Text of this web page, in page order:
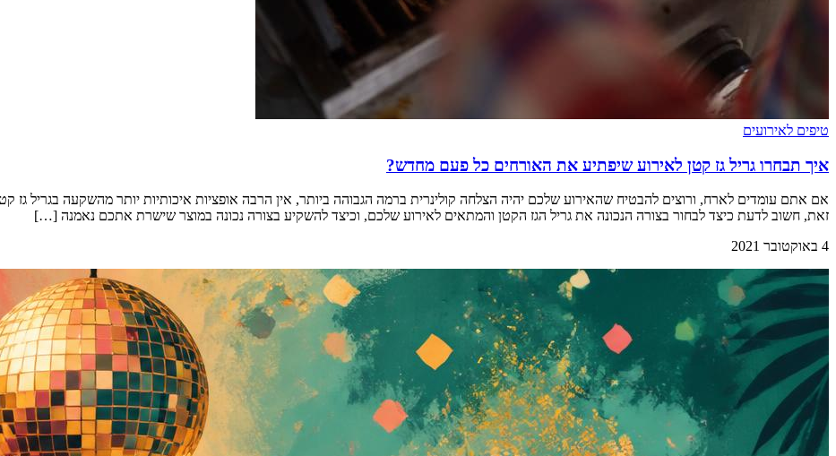
טיפים לאירועים
איך תבחרו גריל גז קטן לאירוע שיפתיע את האורחים כל פעם מחדש?
אם אתם עומדים לארח, ורוצים להבטיח שהאירוע שלכם יהיה הצלחה קולינרית ברמה הגבוהה ביותר, אין הרבה אופציות איכותיות יותר מהשקעה בגריל גז
זאת, חשוב לדעת כיצד לבחור בצורה הנכונה את גריל הגז הקטן והמתאים לאירוע שלכם, וכיצד להשקיע בצורה נכונה במוצר שישרת אתכם נאמנה […]
4 באוקטובר 2021